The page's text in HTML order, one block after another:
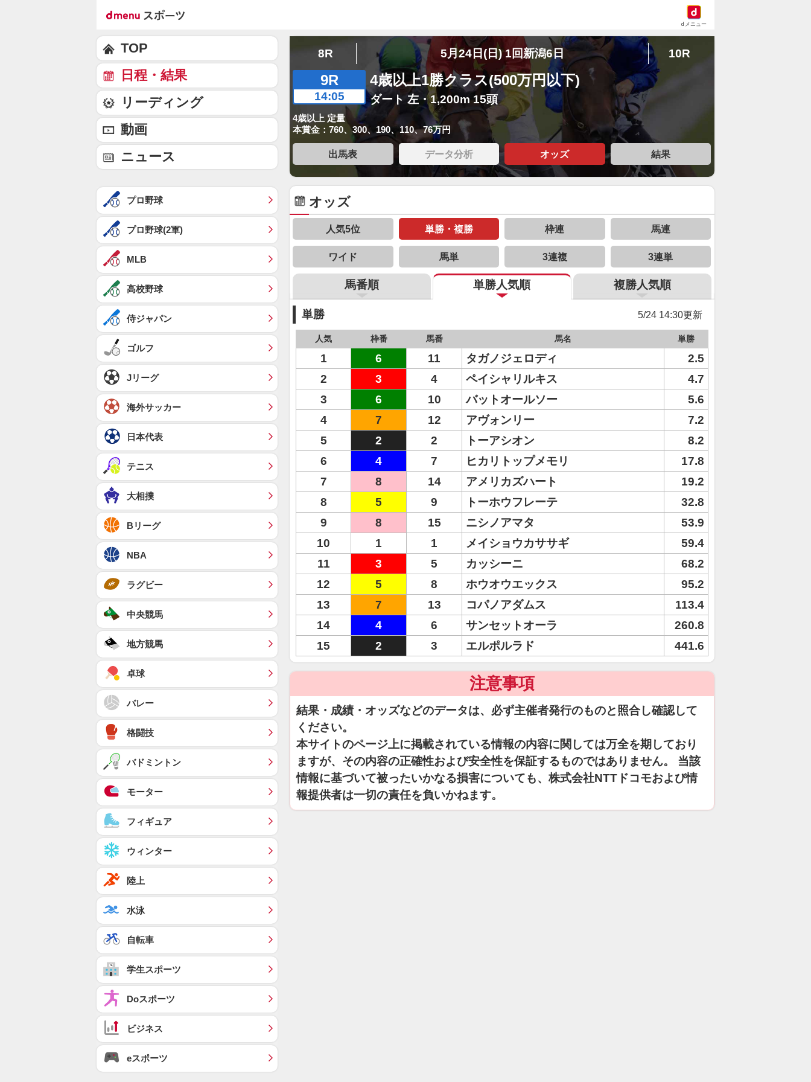
dメニュー
8R 5月24日(日) 1回新潟6日 10R
9R
14:05
4歳以上1勝クラス(500万円以下)
ダート 左・1,200m 15頭
4歳以上 定量
本賞金：760、300、190、110、76万円
出馬表 データ分析 オッズ 結果
オッズ
人気5位 単勝・複勝 枠連 馬連
ワイド 馬単 3連複 3連単
馬番順 単勝人気順 複勝人気順
単勝 5/24 14:30更新
人気 枠番 馬番 馬名 単勝
1 6 11 タガノジェロディ
2.5
2
3 4 ペイシャリルキス
4.7
3
6 10 バットオールソー
5.6
4
7 12 アヴォンリー
7.2
5
2 2 トーアシオン
8.2
6
4 7 ヒカリトップメモリ
17.8
7
8 14 アメリカズハート
19.2
8
5 9 トーホウフレーテ
32.8
9
8 15 ニシノアマタ
53.9
10
1 1 メイショウカササギ
59.4
11
3 5 カッシーニ
68.2
12
5 8 ホウオウエックス
95.2
13
7 13 コパノアダムス
113.4
14
4 6 サンセットオーラ
260.8
15
2 3 エルポルラド 441.6
注意事項
結果・成績・オッズなどのデータは、必ず主催者発行のものと照合し確認して
ください。
本サイトのページ上に掲載されている情報の内容に関しては万全を期しており
ますが、その内容の正確性および安全性を保証するものではありません。 当該
情報に基づいて被ったいかなる損害についても、株式会社NTTドコモおよび情
報提供者は一切の責任を負いかねます。
TOP
日程・結果
リーディング
動画
ニュース
プロ野球
プロ野球(2軍)
MLB
高校野球
侍ジャパン
ゴルフ
Jリーグ
海外サッカー
日本代表
テニス
大相撲
Bリーグ
NBA
ラグビー
中央競馬
地方競馬
卓球
バレー
格闘技
バドミントン
モーター
フィギュア
ウィンター
陸上
水泳
自転車
学生スポーツ
Doスポーツ
ビジネス
eスポーツ